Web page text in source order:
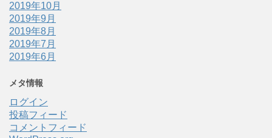
2019年10月
2019年9月
2019年8月
2019年7月
2019年6月
メタ情報
ログイン
投稿フィード
コメントフィード